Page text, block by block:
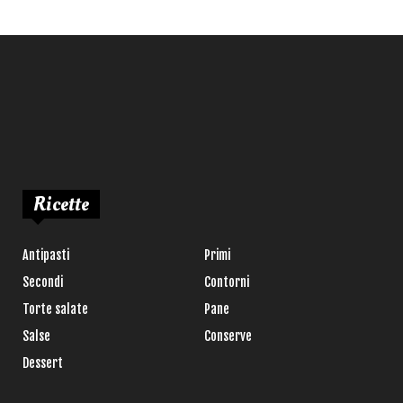
Ricette
Antipasti
Primi
Secondi
Contorni
Torte salate
Pane
Salse
Conserve
Dessert